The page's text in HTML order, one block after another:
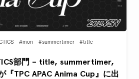
#mori #summertimer
#title
部門 – title, summertimer,
TPC APAC Anima Cup』に出